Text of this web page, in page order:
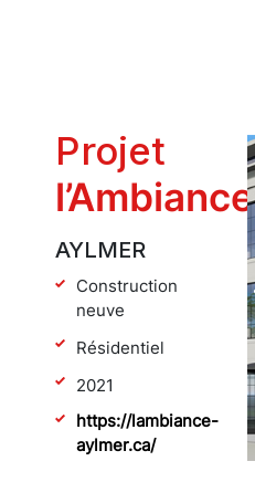
Projet
l’Ambiance
AYLMER
Construction
neuve
Résidentiel
2021
https://lambiance-
aylmer.ca/